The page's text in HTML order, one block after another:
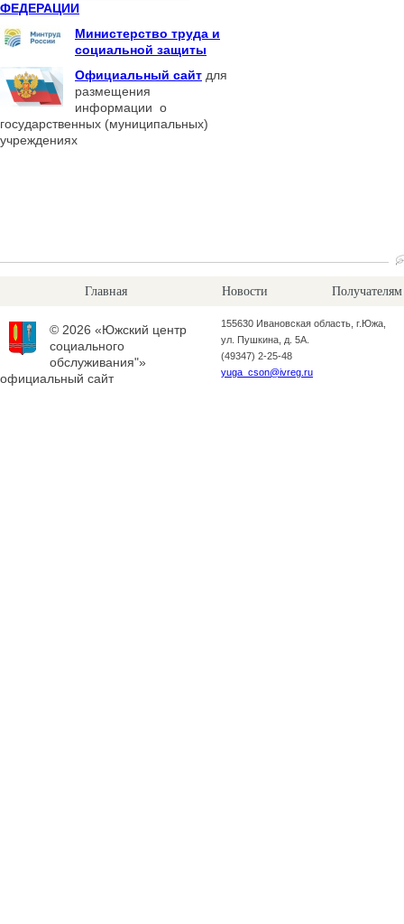
ФЕДЕРАЦИИ
Министерство труда и
социальной защиты
Официальный сайт для
размещения
информации о
государственных (муниципальных)
учреждениях
Главная Новости Получателям
© 2026 «Южский центр
социального
обслуживания"»
официальный сайт
155630 Ивановская область, г.Южа,
ул. Пушкина, д. 5А.
(49347) 2-25-48
yuga_cson@ivreg.ru